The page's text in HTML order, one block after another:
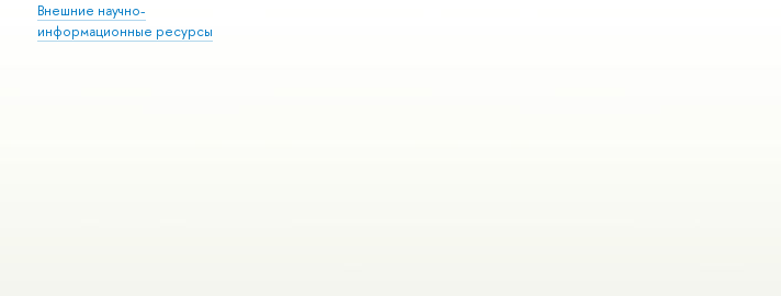
Внешние научно-
информационные ресурсы